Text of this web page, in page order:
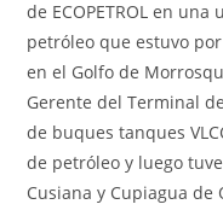
de ECOPETROL en
petróleo que estuvo
en el Golfo de
Gerente del Terminal
de buques tanques
de petróleo y luego
Cusiana y Cupiagua de